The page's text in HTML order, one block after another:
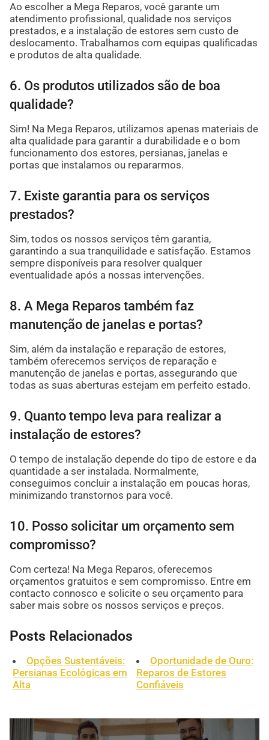
Ao escolher a Mega Reparos, você garante um
atendimento profissional, qualidade nos serviços
prestados, e a instalação de estores sem custo de
deslocamento. Trabalhamos com equipas qualificadas
e produtos de alta qualidade.
6. Os produtos utilizados são de boa
qualidade?
Sim! Na Mega Reparos, utilizamos apenas materiais de
alta qualidade para garantir a durabilidade e o bom
funcionamento dos estores, persianas, janelas e
portas que instalamos ou repararmos.
7. Existe garantia para os serviços
prestados?
Sim, todos os nossos serviços têm garantia,
garantindo a sua tranquilidade e satisfação. Estamos
sempre disponíveis para resolver qualquer
eventualidade após a nossas intervenções.
8. A Mega Reparos também faz
manutenção de janelas e portas?
Sim, além da instalação e reparação de estores,
também oferecemos serviços de reparação e
manutenção de janelas e portas, assegurando que
todas as suas aberturas estejam em perfeito estado.
9. Quanto tempo leva para realizar a
instalação de estores?
O tempo de instalação depende do tipo de estore e da
quantidade a ser instalada. Normalmente,
conseguimos concluir a instalação em poucas horas,
minimizando transtornos para você.
10. Posso solicitar um orçamento sem
compromisso?
Com certeza! Na Mega Reparos, oferecemos
orçamentos gratuitos e sem compromisso. Entre em
contacto connosco e solicite o seu orçamento para
saber mais sobre os nossos serviços e preços.
Posts Relacionados
Opções Sustentáveis:
Persianas Ecológicas em
Alta
Oportunidade de Ouro:
Reparos de Estores
Confiáveis